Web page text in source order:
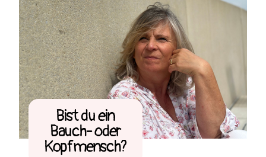
Kopfmensch?
Bist du ein
Bauch- oder
Kopfmensch?